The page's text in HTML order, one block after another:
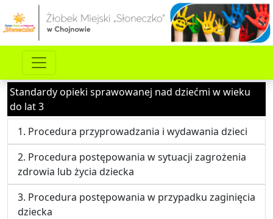
Standardy opieki sprawowanej nad dziećmi w wieku
do lat 3
1. Procedura przyprowadzania i wydawania dzieci
2. Procedura postępowania w sytuacji zagrożenia
zdrowia lub życia dziecka
3. Procedura postępowania w przypadku zaginięcia
dziecka